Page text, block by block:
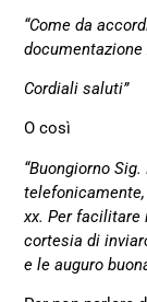
“Come da
Cordiali saluti”
O così
“Buongiorno
xx. Per facilitare
cortesia di
e le auguro